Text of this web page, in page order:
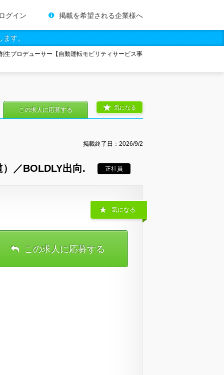
グイン 掲載を希望される企業様へ
す。
生プロデューサー【自動運転モビリティサービス事
掲載終了日： 2026/9/2
／BOLDLY出向. 正社員
気になる
この求人に応募する
気になる
この求人に応募する